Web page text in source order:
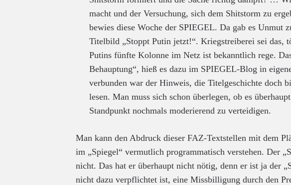
macht und der Versuchung, sich dem Shitstorm zu
bewies diese Woche der SPIEGEL. Da gab es Unmut
Titelbild „Stoppt Putin jetzt!“. Kriegstreiberei sei das,
Putins fünfte Kolonne im Netz ist bekanntlich rege.
Behauptung“, hieß es dazu im SPIEGEL-Blog in
verbunden war der Hinweis, die Titelgeschichte doch
lesen. Man muss sich schon überlegen, ob es
Standpunkt nochmals moderierend zu verteidigen.
Man kann den Abdruck dieser FAZ-Textstellen mit dem
im „Spiegel“ vermutlich programmatisch verstehen. Der
nicht. Das hat er überhaupt nicht nötig, denn er ist ja der
nicht dazu verpflichtet ist, eine Missbilligung durch den